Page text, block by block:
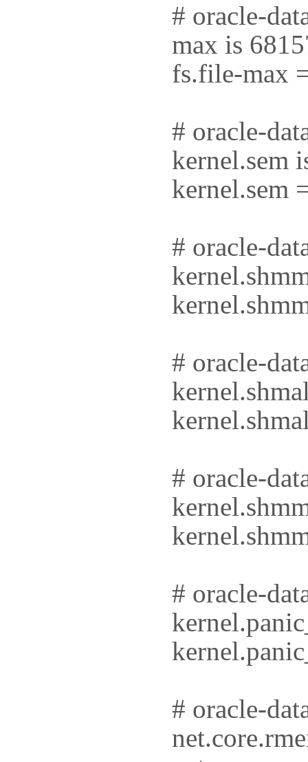
# oracle-
max is
fs.file-max
# oracle-
kernel.sem
kernel.sem
# oracle-
# oracle-
# oracle-
# oracle-
# oracle-